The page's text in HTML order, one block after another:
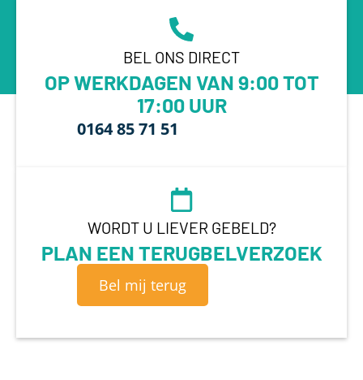
BEL ONS DIRECT
OP WERKDAGEN VAN 9:00 TOT
17:00 UUR
0164 85 71 51
WORDT U LIEVER GEBELD?
PLAN EEN TERUGBELVERZOEK
Bel mij terug